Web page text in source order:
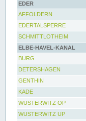
EDER
AFFOLDERN
EDERTALSPERRE
SCHMITTLOTHEIM
ELBE-HAVEL-KANAL
BURG
DETERSHAGEN
GENTHIN
KADE
WUSTERWITZ OP
WUSTERWITZ UP